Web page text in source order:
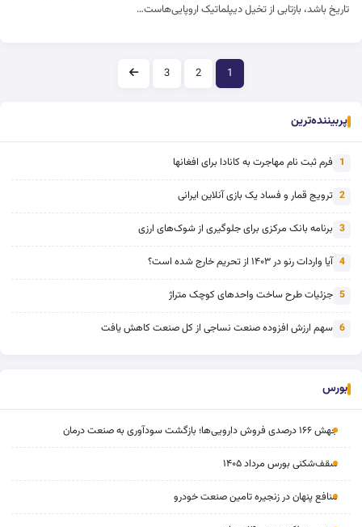
تاریخ باشد، بازتابی از تخیل دیپلماتیک اروپایی‌هاست…
صفحه‌بندی
1
2
3
پربیننده‌ترین
1 فرم ثبت نام مهاجرت به کانادا برای افغانها
2 ترویج قمار و فساد یک بازی آنلاین ایرانی
3 برنامه بانک مرکزی برای جلوگیری از شوک‌های ارزی
4 آیا واردات رنو در ۱۴۰۳ از تحریم خارج شده است؟
5 جزئیات طرح ساخت واحدهای کوچک متراژ
6 سهم ارزش افزوده صنعت نساجی از کل صنعت کاهش یافت
بورس
جهش ۱۶۶ درصدی فروش دارویی‌ها؛ بازگشت سودآوری به صنعت درمان
سقف‌شکنی بورس مرداد ۱۴۰۵
منافع پنهان در زنجیره تامین صنعت خودرو